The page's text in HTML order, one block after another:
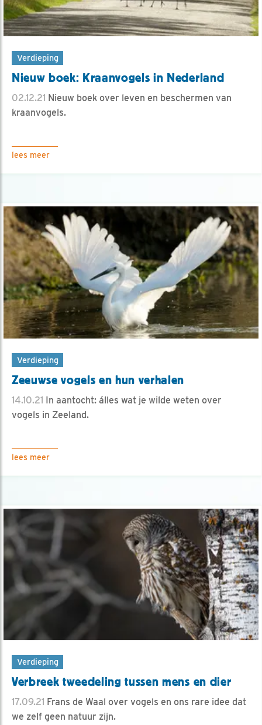
Verdieping
Nieuw boek: Kraanvogels in Nederland
02.12.21 Nieuw boek over leven en beschermen van
kraanvogels.
lees meer
Verdieping
Zeeuwse vogels en hun verhalen
14.10.21 In aantocht: álles wat je wilde weten over
vogels in Zeeland.
lees meer
Verdieping
Verbreek tweedeling tussen mens en dier
17.09.21 Frans de Waal over vogels en ons rare idee dat
we zelf geen natuur zijn.